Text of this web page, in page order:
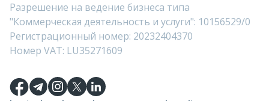
Разрешение на ведение бизнеса типа
"Коммерческая деятельность и услуги": 10156529/0
Регистрационный номер: 20232404370
Номер VAT: LU35271609